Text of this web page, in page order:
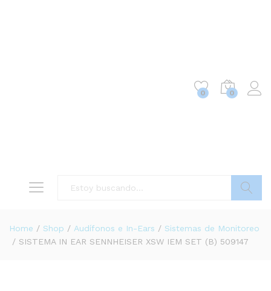
0 0
Home / Shop / Audífonos e In-Ears / Sistemas de Monitoreo
/ SISTEMA IN EAR SENNHEISER XSW IEM SET (B) 509147